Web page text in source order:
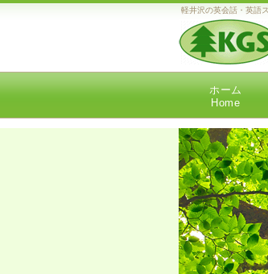
軽井沢の英会話・英語
ホーム
Home